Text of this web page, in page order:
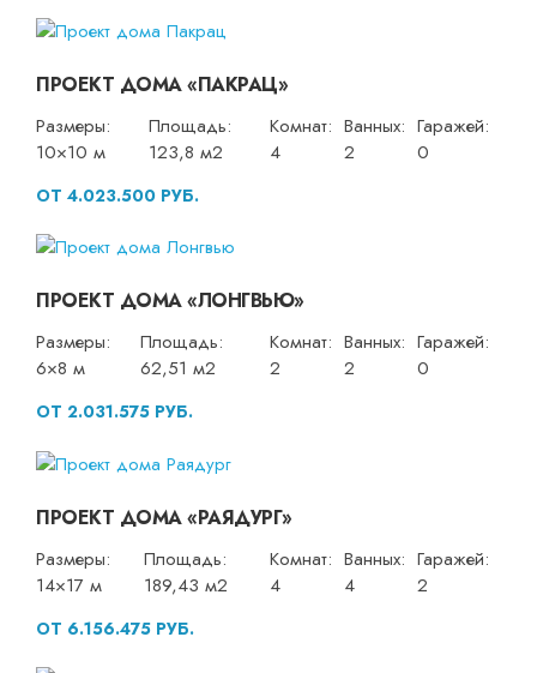
ПРОЕКТ ДОМА «ПАКРАЦ»
Размеры:
10×10 м
Площадь:
123,8 м2
Комнат:
4
Ванных:
2
Гаражей:
0
ОТ 4.023.500 РУБ.
ПРОЕКТ ДОМА «ЛОНГВЬЮ»
Размеры:
6×8 м
Площадь:
62,51 м2
Комнат:
2
Ванных:
2
Гаражей:
0
ОТ 2.031.575 РУБ.
ПРОЕКТ ДОМА «РАЯДУРГ»
Размеры:
14×17 м
Площадь:
189,43 м2
Комнат:
4
Ванных:
4
Гаражей:
2
ОТ 6.156.475 РУБ.